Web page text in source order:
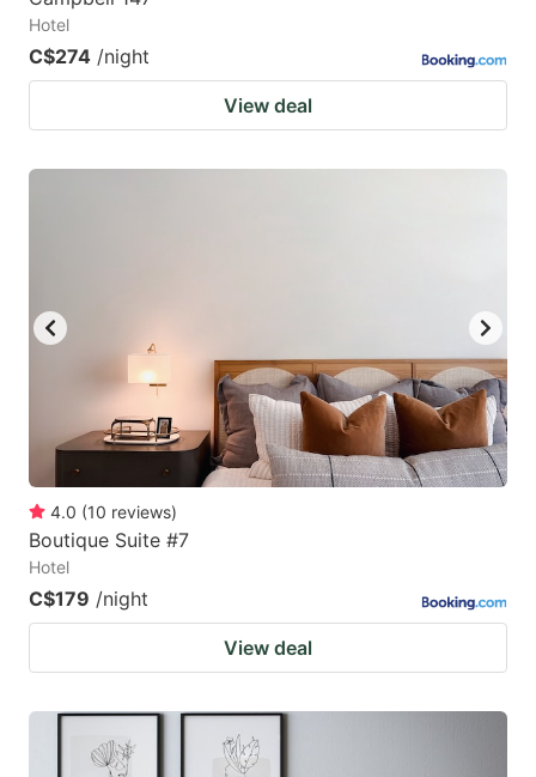
Hotel
C$274 /night
View deal
4.0 (10 reviews)
Boutique Suite #7
Hotel
C$179 /night
View deal